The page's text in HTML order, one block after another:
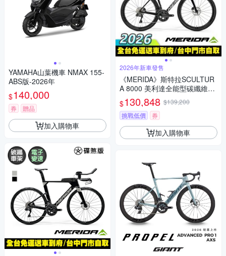
YAMAHA山葉機車 NMAX 155-
ABS版-2026年
$140,000
券 贈品
加入購物車
2026年新車發售
《MERIDA》斯特拉SCULTUR
A 8000 美利達全能型碳纖維碟
煞公路車 無附踏板/Ultegra無線
變速/公路車/自行車/美利達202
6
$130,848 $139,200
挑戰低價
券
加入購物車